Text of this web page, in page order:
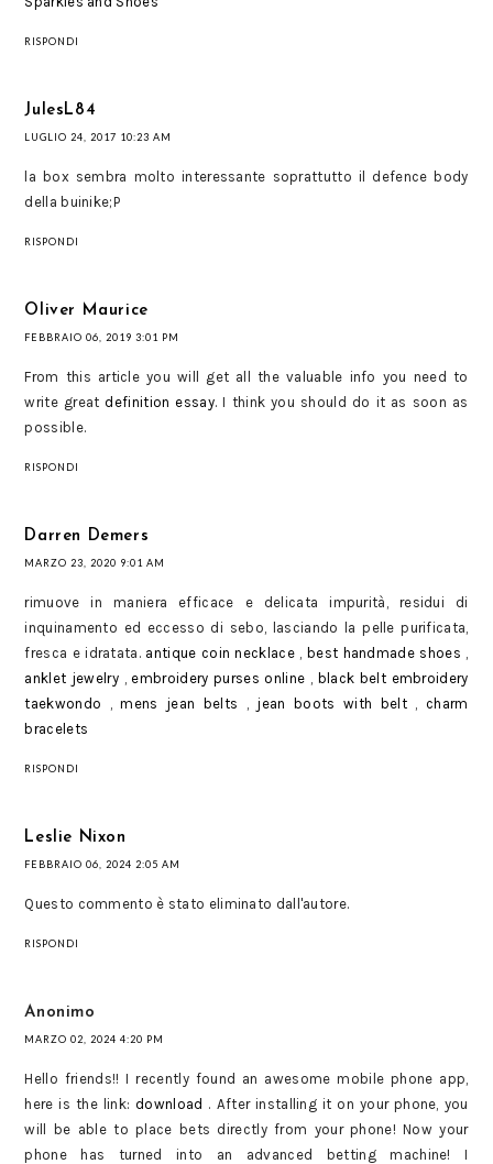
RISPONDI
JulesL84
LUGLIO 24, 2017 10:23 AM
la box sembra molto interessante soprattutto il defence body
della buinike;P
RISPONDI
Oliver Maurice
FEBBRAIO 06, 2019 3:01 PM
From this article you will get all the valuable info you need to
write great definition essay. I think you should do it as soon as
possible.
RISPONDI
Darren Demers
MARZO 23, 2020 9:01 AM
rimuove in maniera efficace e delicata impurità, residui di
inquinamento ed eccesso di sebo, lasciando la pelle purificata,
fresca e idratata. antique coin necklace, best handmade shoes
anklet jewelry, embroidery purses online
black belt embroidery
taekwondo ,mens jean belts jean boots with belt, charm
bracelets
RISPONDI
Leslie Nixon
FEBBRAIO 06, 2024 2:05 AM
Questo commento è stato eliminato dall'autore.
RISPONDI
Anonimo
MARZO 02, 2024 4:20 PM
Hello friends!! I recently found an awesome mobile phone app,
here is the link: download . After installing it on your phone, you
will be able to place bets directly from your phone! Now your
phone has turned into an advanced betting machine! I